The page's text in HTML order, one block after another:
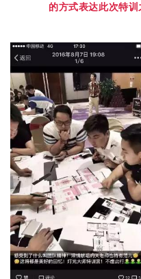
的方式表达此次特训